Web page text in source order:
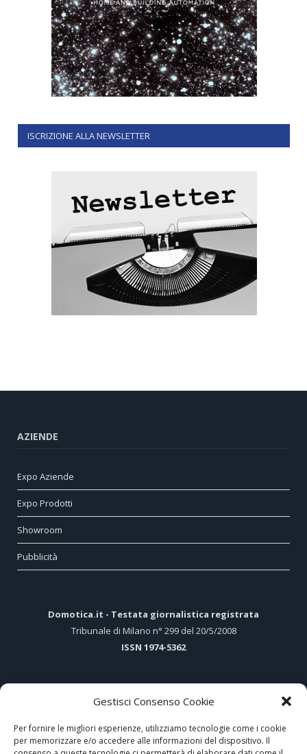
Gestisci Consenso Cookie
Per fornire le migliori esperienze, utilizziamo tecnologie come i cookie
per memorizzare e/o accedere alle informazioni del dispositivo. Il
ISCRIZIONE ALLA NEWSLETTER
AZIENDE
Expo Aziende
Expo Prodotti
Showroom
Pubblicità
Domotica.it - Testata giornalistica registrata
Tribunale di Milano n° 299 del 20/5/2008
ISSN 1974-5362
ARTICOLI PIÙ LETTI
Hi-Tech e tradizione nel cuore di Assisi